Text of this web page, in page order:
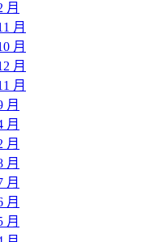
月
月
月
月
月
月
月
月
月
月
月
月